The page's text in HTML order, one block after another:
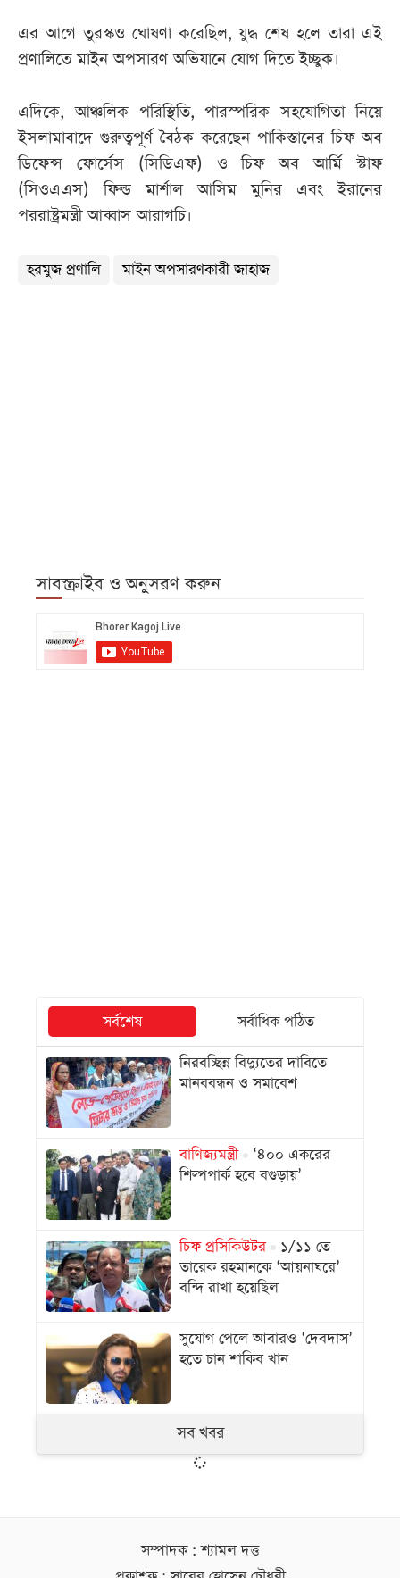
এর আগে তুরস্কও ঘোষণা করেছিল, যুদ্ধ শেষ হলে তারা এই
প্রণালিতে মাইন অপসারণ অভিযানে যোগ দিতে ইচ্ছুক।
এদিকে, আঞ্চলিক পরিস্থিতি, পারস্পরিক সহযোগিতা নিয়ে
ইসলামাবাদে গুরুত্বপূর্ণ বৈঠক করেছেন পাকিস্তানের চিফ অব
ডিফেন্স ফোর্সেস (সিডিএফ) ও চিফ অব আর্মি স্টাফ
(সিওএএস) ফিল্ড মার্শাল আসিম মুনির এবং ইরানের
পররাষ্ট্রমন্ত্রী আব্বাস আরাগচি।
হরমুজ প্রণালি মাইন অপসারণকারী জাহাজ
সাবস্ক্রাইব ও অনুসরণ করুন
সর্বশেষ
সর্বাধিক পঠিত
নিরবচ্ছিন্ন বিদ্যুতের দাবিতে
মানববন্ধন ও সমাবেশ
বাণিজ্যমন্ত্রী
‘৪০০ একরের
শিল্পপার্ক হবে বগুড়ায়’
চিফ প্রসিকিউটর
১/১১ তে
তারেক রহমানকে ‘আয়নাঘরে’
বন্দি রাখা হয়েছিল
সুযোগ পেলে আবারও ‘দেবদাস’
হতে চান শাকিব খান
সব খবর
সম্পাদক : শ্যামল দত্ত